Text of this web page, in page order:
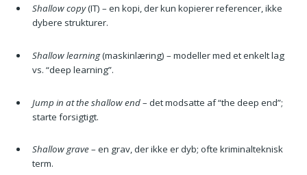
Shallow copy(IT) – en kopi, der kun kopierer referencer, ikke
dybere strukturer.
Shallow learning(maskinlæring) – modeller med et enkelt lag
vs. “deep learning”.
Jump in at the shallow end– det modsatte af “the deep end”;
starte forsigtigt.
Shallow grave– en grav, der ikke er dyb; ofte kriminalteknisk
term.